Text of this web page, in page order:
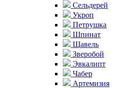
Сельдерей
Укроп
Петрушка
Шпинат
Щавель
Зверобой
Эвкалипт
Чабер
Артемизия